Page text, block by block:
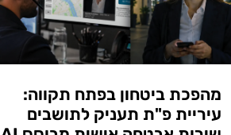
מהפכת ביטחון בפתח תקווה:
עיריית פ"ת תעניק לתושבים